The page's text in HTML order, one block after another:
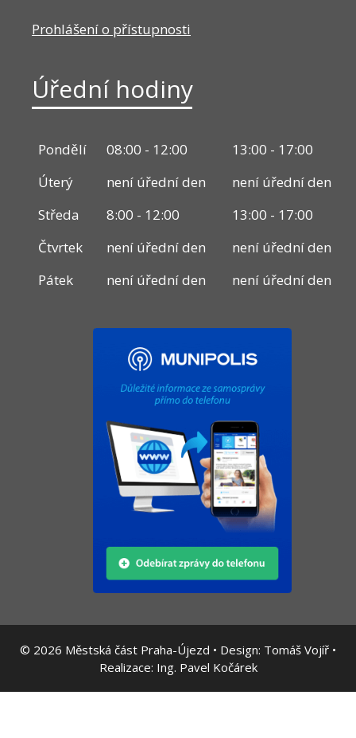
Prohlášení o přístupnosti
Úřední hodiny
Pondělí 08:00 - 12:00
13:00 - 17:00
Úterý
není úřední den
není úřední den
Středa
8:00 - 12:00
13:00 - 17:00
Čtvrtek
není úřední den
není úřední den
Pátek
není úřední den není úřední den
© 2026 Městská část Praha-Újezd • Design: Tomáš Vojíř •
Realizace: Ing. Pavel Kočárek